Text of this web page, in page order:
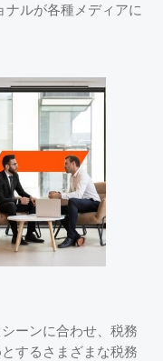
ルが各種メディアに
ーンに合わせ、税務
するさまざまな税務